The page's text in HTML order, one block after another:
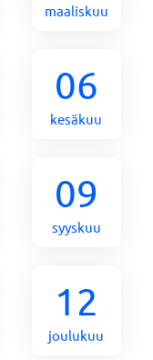
maaliskuu
06
kesäkuu
09
syyskuu
12
joulukuu